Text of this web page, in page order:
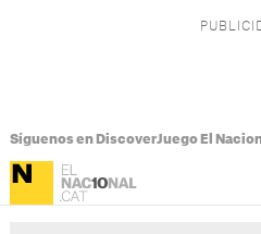
Síguenos en DiscoverJuego El